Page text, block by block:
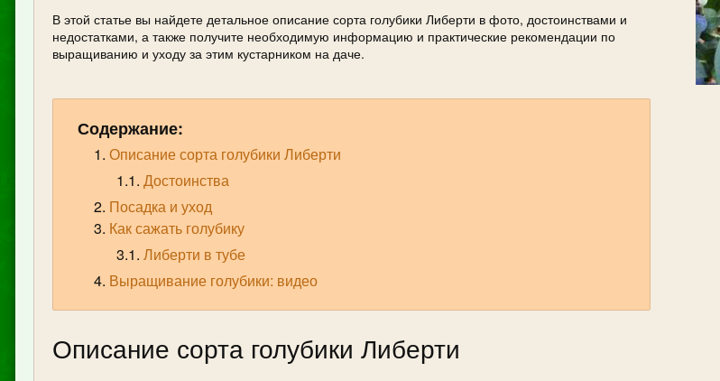
В этой статье вы найдете детальное описание сорта голубики Либерти в фото, достоинствами и
недостатками, а также получите необходимую информацию и практические рекомендации по
выращиванию и уходу за этим кустарником на даче.
Содержание:
Описание сорта голубики Либерти
Достоинства
Посадка и уход
Как сажать голубику
Либерти в тубе
Выращивание голубики: видео
Описание сорта голубики Либерти